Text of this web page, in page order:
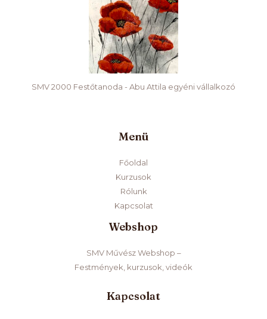
SMV 2000 Festőtanoda - Abu Attila egyéni vállalkozó
Menü
Főoldal
Kurzusok
Rólunk
Kapcsolat
Webshop
SMV Művész Webshop –
Festmények, kurzusok, videók
Kapcsolat